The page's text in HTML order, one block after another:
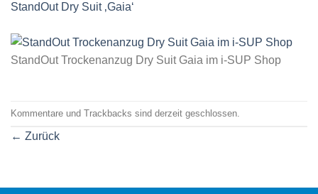
StandOut Dry Suit ‚Gaia‘
StandOut Trockenanzug Dry Suit Gaia im i-SUP Shop
Kommentare und Trackbacks sind derzeit geschlossen.
← Zurück